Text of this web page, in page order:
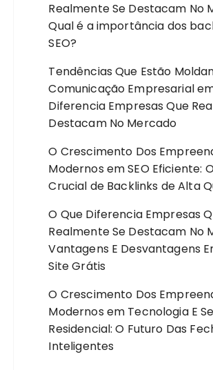
Realmente Se Destacam No
Qual é a importância dos
SEO?
Tendências Que Estão
Comunicação Empresarial
Diferencia Empresas Que
Destacam No Mercado
O Crescimento Dos
Modernos emSEO Eficiente:
Crucial de Backlinks de Alta
O Que Diferencia Empresas
Realmente Se Destacam No
Vantagens E Desvantagens
Site Grátis
O Crescimento Dos
Modernos em Tecnologia E
Residencial: O Futuro Das
Inteligentes